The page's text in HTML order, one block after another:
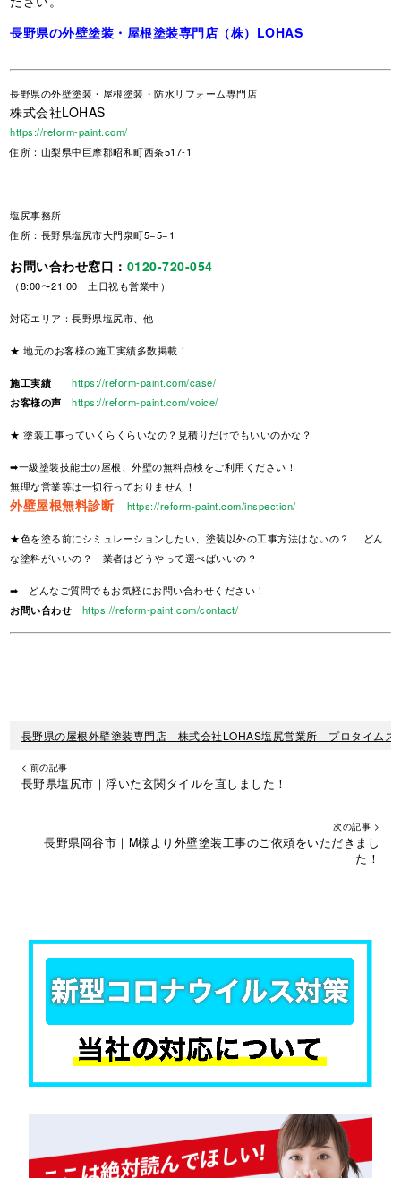
長野県の外壁塗装・屋根塗装専門店（株）LOHAS
長野県の外壁塗装・屋根塗装・防水リフォーム専門店
株式会社LOHAS
https://reform-paint.com/
住所：山梨県中巨摩郡昭和町西条517-1
塩尻事務所
住所：長野県塩尻市大門泉町5−5−1
お問い合わせ窓口： 0120-720-054
（8:00〜21:00 土日祝も営業中）
対応エリア：長野県塩尻市、他
★ 地元のお客様の施工実績多数掲載！
施工実績
https://reform-paint.com/case/
お客様の声
https://reform-paint.com/voice/
★ 塗装工事っていくらくらいなの？見積りだけでもいいのかな？
➡一級塗装技能士の屋根、外壁の無料点検をご利用ください！
無理な営業等は一切行っておりません！
外壁屋根無料診断 https://reform-paint.com/inspection/
★色を塗る前にシミュレーションしたい、塗装以外の工事方法はないの？ どん
な塗料がいいの？ 業者はどうやって選べばいいの？
➡ どんなご質問でもお気軽にお問い合わせください！
お問い合わせ
https://reform-paint.com/contact/
長野県の屋根外壁塗装専門店 株式会社LOHAS塩尻営業所 プロタイムズ
< 前の記事
長野県塩尻市｜浮いた玄関タイルを直しました！
次の記事 >
長野県岡谷市｜M様より外壁塗装工事のご依頼をいただきまし
た！